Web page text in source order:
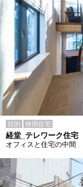
目的 併用住宅
経堂_テレワーク住宅
オフィスと住宅の中間